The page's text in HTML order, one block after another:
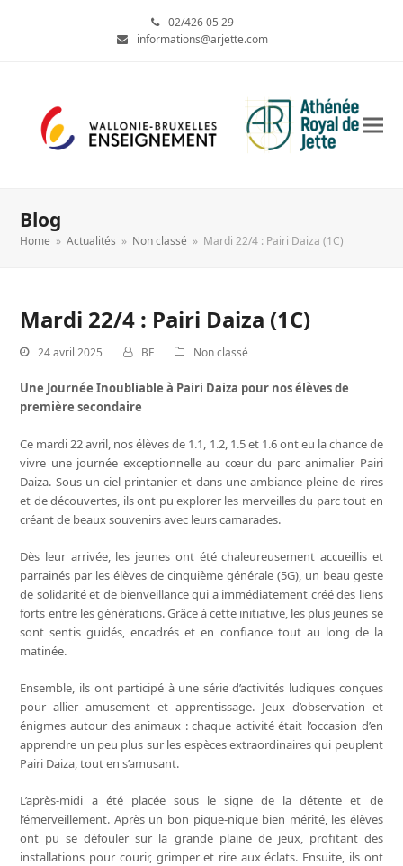
02/426 05 29
informations@arjette.com
Blog
Home » Actualités » Non classé » Mardi 22/4 : Pairi Daiza (1C)
Mardi 22/4 : Pairi Daiza (1C)
24 avril 2025 BF Non classé
Une Journée Inoubliable à Pairi Daiza pour nos élèves de
première secondaire
Ce mardi 22 avril, nos élèves de 1.1, 1.2, 1.5 et 1.6 ont eu la chance de
vivre une journée exceptionnelle au cœur du parc animalier Pairi
Daiza. Sous un ciel printanier et dans une ambiance pleine de rires
et de découvertes, ils ont pu explorer les merveilles du parc tout en
créant de beaux souvenirs avec leurs camarades.
Dès leur arrivée, les jeunes ont été chaleureusement accueillis et
parrainés par les élèves de cinquième générale (5G), un beau geste
de solidarité et de bienveillance qui a immédiatement créé des liens
forts entre les générations. Grâce à cette initiative, les plus jeunes se
sont sentis guidés, encadrés et en confiance tout au long de la
matinée.
Ensemble, ils ont participé à une série d’activités ludiques conçues
pour allier amusement et apprentissage. Jeux d’observation et
énigmes autour des animaux : chaque activité était l’occasion d’en
apprendre un peu plus sur les espèces extraordinaires qui peuplent
Pairi Daiza, tout en s’amusant.
L’après-midi a été placée sous le signe de la détente et de
l’émerveillement. Après un bon pique-nique bien mérité, les élèves
ont pu se défouler sur la grande plaine de jeux, profitant des
installations pour courir, grimper et rire aux éclats. Ensuite, ils ont